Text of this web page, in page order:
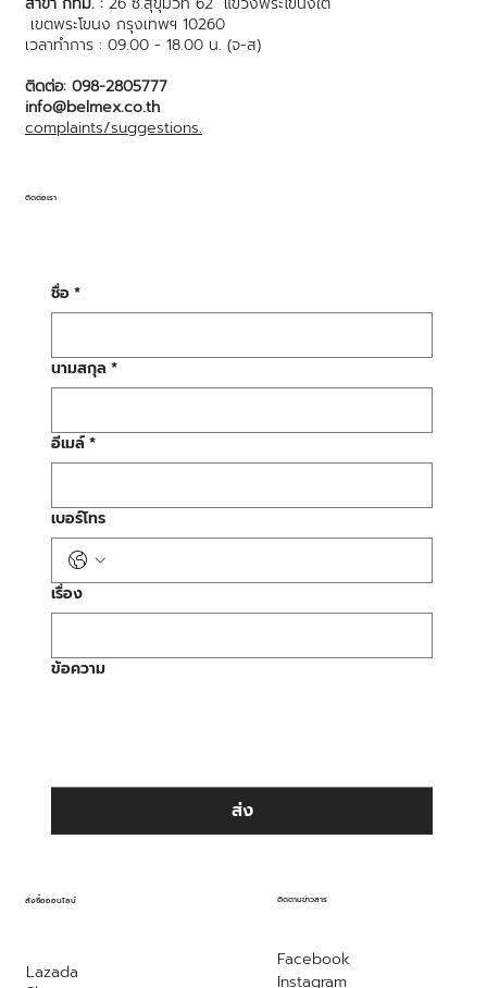
เขตพระโขนง กรุงเทพฯ 10260
เวลาทำการ : 09.00 - 18.00 น. (จ-ส)
ติดต่อ: 098-2805777
info@belmex.co.th
complaints/suggestions.
Facebook
Instagram
ติดตามข่าวสาร
สั่งซื้อออนไลน์
Lazada
ชื่อ*
นามสกุล *
อีเมล์*
เบอร์โทร
เรื่อง
ข้อความ
ส่ง
ติดต่อเรา